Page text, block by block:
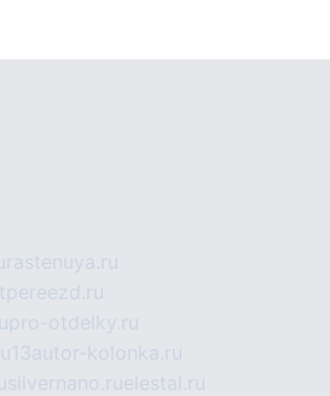
rastenuya.ru
pro-otdelky.ru
13autor-kolonka.ru
silvernano.ruelestal.ru